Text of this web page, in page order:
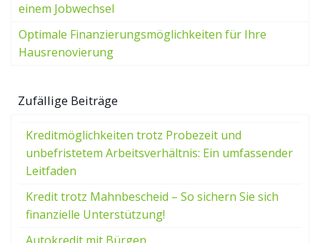
einem Jobwechsel
Optimale Finanzierungsmöglichkeiten für Ihre
Hausrenovierung
Zufällige Beiträge
Kreditmöglichkeiten trotz Probezeit und
unbefristetem Arbeitsverhältnis: Ein umfassender
Leitfaden
Kredit trotz Mahnbescheid – So sichern Sie sich
finanzielle Unterstützung!